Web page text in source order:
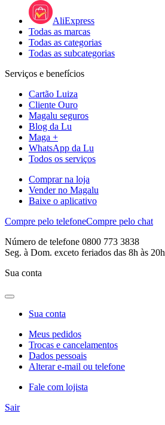
AliExpress
Todas as marcas
Todas as categorias
Todas as subcategorias
Serviços e benefícios
Cartão Luiza
Cliente Ouro
Magalu seguros
Blog da Lu
Maga +
WhatsApp da Lu
Todos os serviços
Comprar na loja
Vender no Magalu
Baixe o aplicativo
Compre pelo telefoneCompre pelo chat
Número de telefone 0800 773 3838
Seg. à Dom. exceto feriados das 8h às 20h
Sua conta
Sua conta
Meus pedidos
Trocas e cancelamentos
Dados pessoais
Alterar e-mail ou telefone
Fale com lojista
Sair